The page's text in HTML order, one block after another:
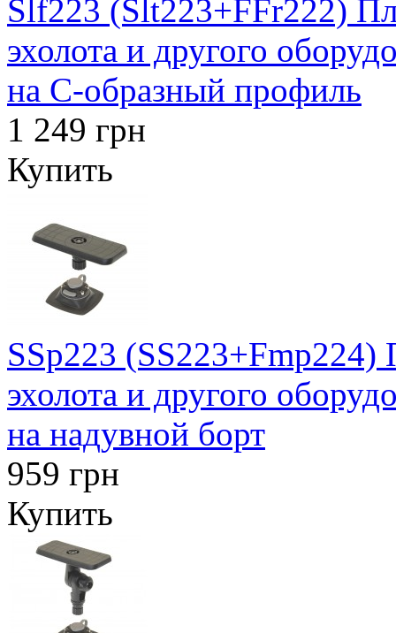
Slf223 (Slt223+FFr222)
эхолота и другого
на C-образный профиль
1 249 грн
Купить
SSp223
эхолота и другого
на надувной борт
959 грн
Купить